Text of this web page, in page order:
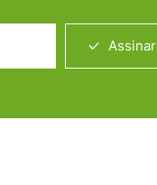
Assinar